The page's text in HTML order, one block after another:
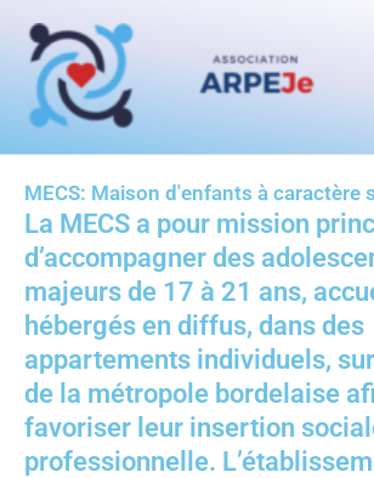
contenu
MECS: Maison d'enfants à caractère
La MECS a pour mission
d’accompagner des
majeurs de 17 à 21 ans,
hébergés en diffus, dans des
appartements individuels,
de la métropole bordelaise
favoriser leur insertion
professionnelle.